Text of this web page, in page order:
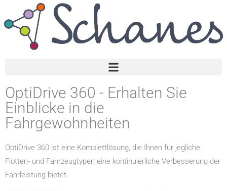
OptiDrive 360 - Erhalten Sie
Einblicke in die
Fahrgewohnheiten
OptiDrive 360 ist eine Komplettlösung, die Ihnen für jegliche
Flotten- und Fahrzeugtypen eine kontinuierliche Verbesserung der
Fahrleistung bietet.